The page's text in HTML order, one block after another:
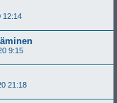
12:14
9:15
21:18